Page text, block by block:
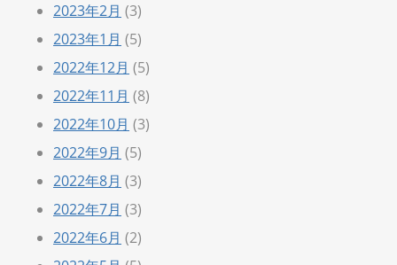
2023年2月 (3)
2023年1月 (5)
2022年12月 (5)
2022年11月 (8)
2022年10月 (3)
2022年9月 (5)
2022年8月 (3)
2022年7月 (3)
2022年6月 (2)